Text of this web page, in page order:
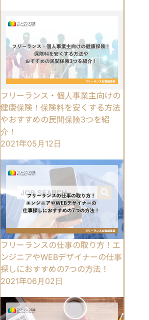
フリーランス・個人事業主向けの
健康保険！保険料を安くする方法
やおすすめの民間保険3つを紹
介！
2021年05月12日
フリーランスの仕事の取り方！エ
ンジニアやWEBデザイナーの仕事
探しにおすすめの7つの方法！
2021年06月02日